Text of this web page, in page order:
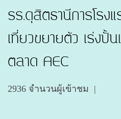
รร.ดุสิตธานีการโรง
เที่ยวขยายตัว เร่งปั้
ตลาด AEC
2936 จำนวนผู้เข้าชม |